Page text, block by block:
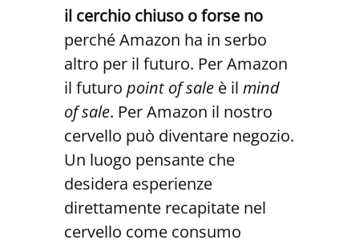
il cerchio chiuso o forse no
perché Amazon ha in serbo
altro per il futuro. Per Amazon
il futuro point of sale è il mind
of sale. Per Amazon il nostro
cervello può diventare negozio.
Un luogo pensante che
desidera esperienze
direttamente recapitate nel
cervello come consumo